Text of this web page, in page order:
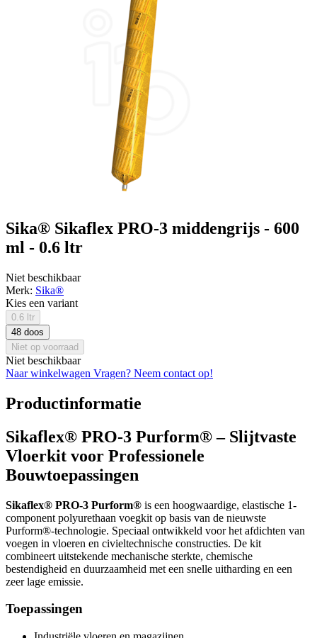
Sika® Sikaflex PRO-3 middengrijs - 600
ml - 0.6 ltr
Niet beschikbaar
Merk: Sika®
Kies een variant
0.6 ltr
48 doos
Niet op voorraad
Niet beschikbaar
Naar winkelwagen Vragen? Neem contact op!
Productinformatie
Sikaflex® PRO-3 Purform® – Slijtvaste
Vloerkit voor Professionele
Bouwtoepassingen
Sikaflex® PRO-3 Purform® is een hoogwaardige, elastische 1-
component polyurethaan voegkit op basis van de nieuwste
Purform®-technologie. Speciaal ontwikkeld voor het afdichten van
voegen in vloeren en civieltechnische constructies. De kit
combineert uitstekende mechanische sterkte, chemische
bestendigheid en duurzaamheid met een snelle uitharding en een
zeer lage emissie.
Toepassingen